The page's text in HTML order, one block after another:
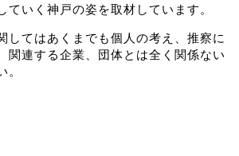
ていく神戸の姿を取材しています。
してはあくまでも個人の考え、推察に
関連する企業、団体とは全く関係ない
。